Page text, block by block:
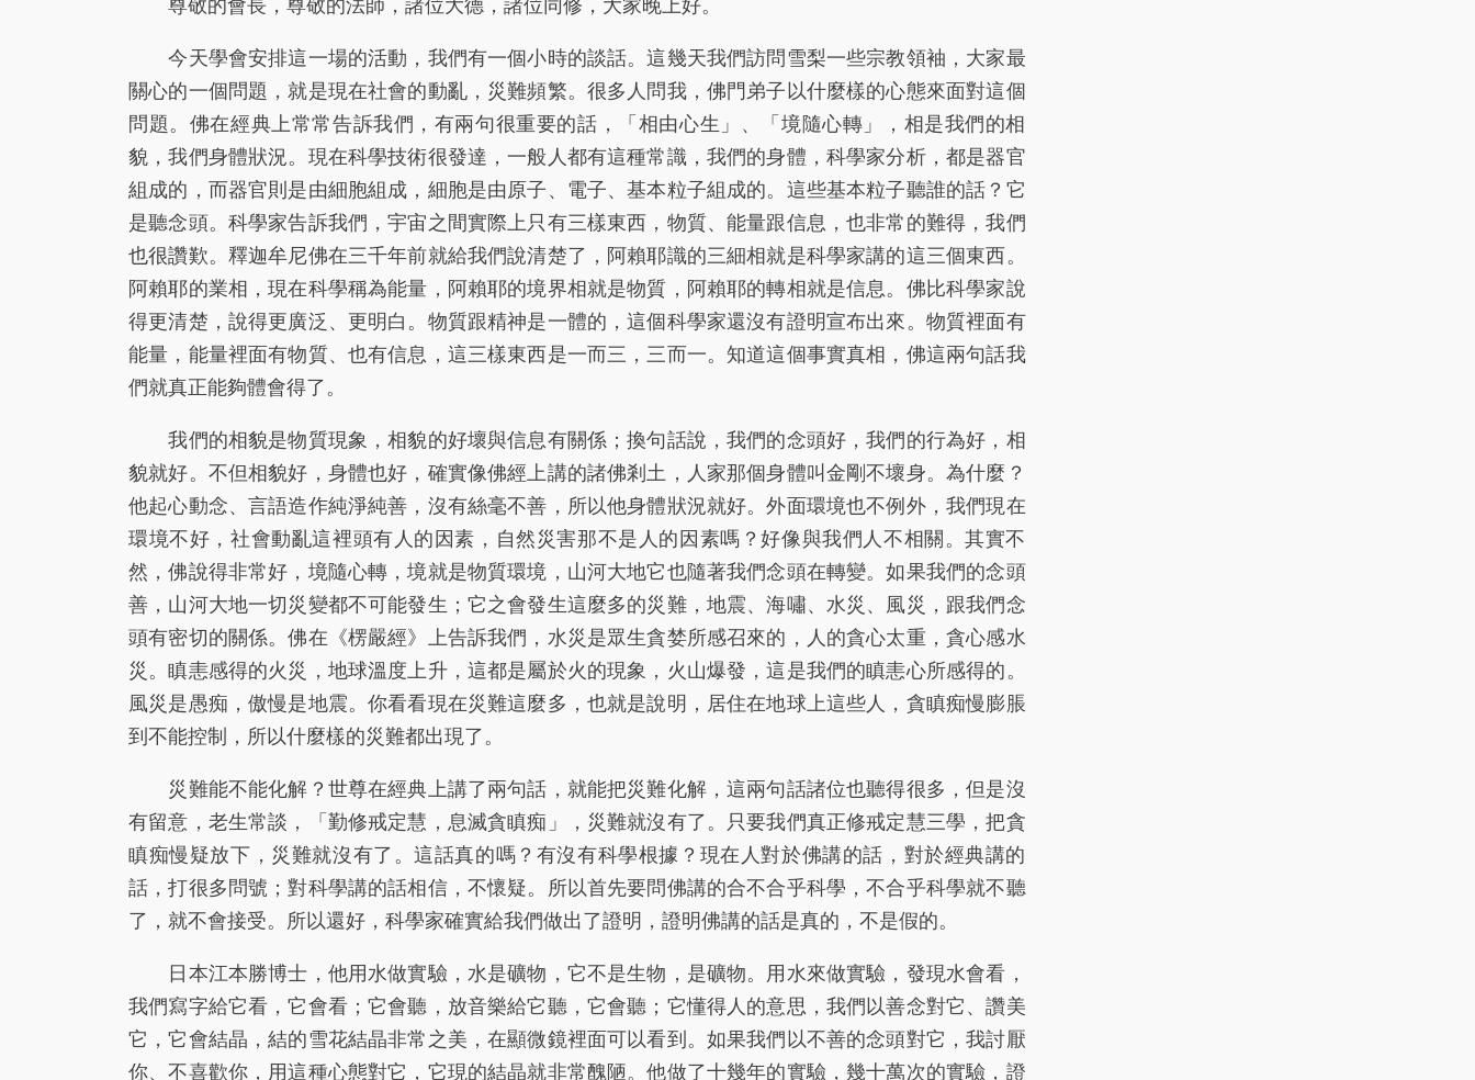
今天學會安排這一場的活動，我們有一個小時的談話。這幾天我們訪問雪梨一些宗教領袖，大家最
關心的一個問題，就是現在社會的動亂，災難頻繁。很多人問我，佛門弟子以什麼樣的心態來面對這個
問題。佛在經典上常常告訴我們，有兩句很重要的話，「相由心生」、「境隨心轉」，相是我們的相
貌，我們身體狀況。現在科學技術很發達，一般人都有這種常識，我們的身體，科學家分析，都是器官
組成的，而器官則是由細胞組成，細胞是由原子、電子、基本粒子組成的。這些基本粒子聽誰的話？它
是聽念頭。科學家告訴我們，宇宙之間實際上只有三樣東西，物質、能量跟信息，也非常的難得，我們
也很讚歎。釋迦牟尼佛在三千年前就給我們說清楚了，阿賴耶識的三細相就是科學家講的這三個東西。
阿賴耶的業相，現在科學稱為能量，阿賴耶的境界相就是物質，阿賴耶的轉相就是信息。佛比科學家說
得更清楚，說得更廣泛、更明白。物質跟精神是一體的，這個科學家還沒有證明宣布出來。物質裡面有
能量，能量裡面有物質、也有信息，這三樣東西是一而三，三而一。知道這個事實真相，佛這兩句話我
們就真正能夠體會得了。
我們的相貌是物質現象，相貌的好壞與信息有關係；換句話說，我們的念頭好，我們的行為好，相
貌就好。不但相貌好，身體也好，確實像佛經上講的諸佛剎土，人家那個身體叫金剛不壞身。為什麼？
他起心動念、言語造作純淨純善，沒有絲毫不善，所以他身體狀況就好。外面環境也不例外，我們現在
環境不好，社會動亂這裡頭有人的因素，自然災害那不是人的因素嗎？好像與我們人不相關。其實不
然，佛說得非常好，境隨心轉，境就是物質環境，山河大地它也隨著我們念頭在轉變。如果我們的念頭
善，山河大地一切災變都不可能發生；它之會發生這麼多的災難，地震、海嘯、水災、風災，跟我們念
頭有密切的關係。佛在《楞嚴經》上告訴我們，水災是眾生貪婪所感召來的，人的貪心太重，貪心感水
災。瞋恚感得的火災，地球溫度上升，這都是屬於火的現象，火山爆發，這是我們的瞋恚心所感得的。
風災是愚痴，傲慢是地震。你看看現在災難這麼多，也就是說明，居住在地球上這些人，貪瞋痴慢膨脹
到不能控制，所以什麼樣的災難都出現了。
災難能不能化解？世尊在經典上講了兩句話，就能把災難化解，這兩句話諸位也聽得很多，但是沒
有留意，老生常談，「勤修戒定慧，息滅貪瞋痴」，災難就沒有了。只要我們真正修戒定慧三學，把貪
瞋痴慢疑放下，災難就沒有了。這話真的嗎？有沒有科學根據？現在人對於佛講的話，對於經典講的
話，打很多問號；對科學講的話相信，不懷疑。所以首先要問佛講的合不合乎科學，不合乎科學就不聽
了，就不會接受。所以還好，科學家確實給我們做出了證明，證明佛講的話是真的，不是假的。
日本江本勝博士，他用水做實驗，水是礦物，它不是生物，是礦物。用水來做實驗，發現水會看，
我們寫字給它看，它會看；它會聽，放音樂給它聽，它會聽；它懂得人的意思，我們以善念對它、讚美
它，它會結晶，結的雪花結晶非常之美，在顯微鏡裡面可以看到。如果我們以不善的念頭對它，我討厭
你、不喜歡你，用這種心態對它，它現的結晶就非常醜陋。他做了十幾年的實驗，幾十萬次的實驗，證